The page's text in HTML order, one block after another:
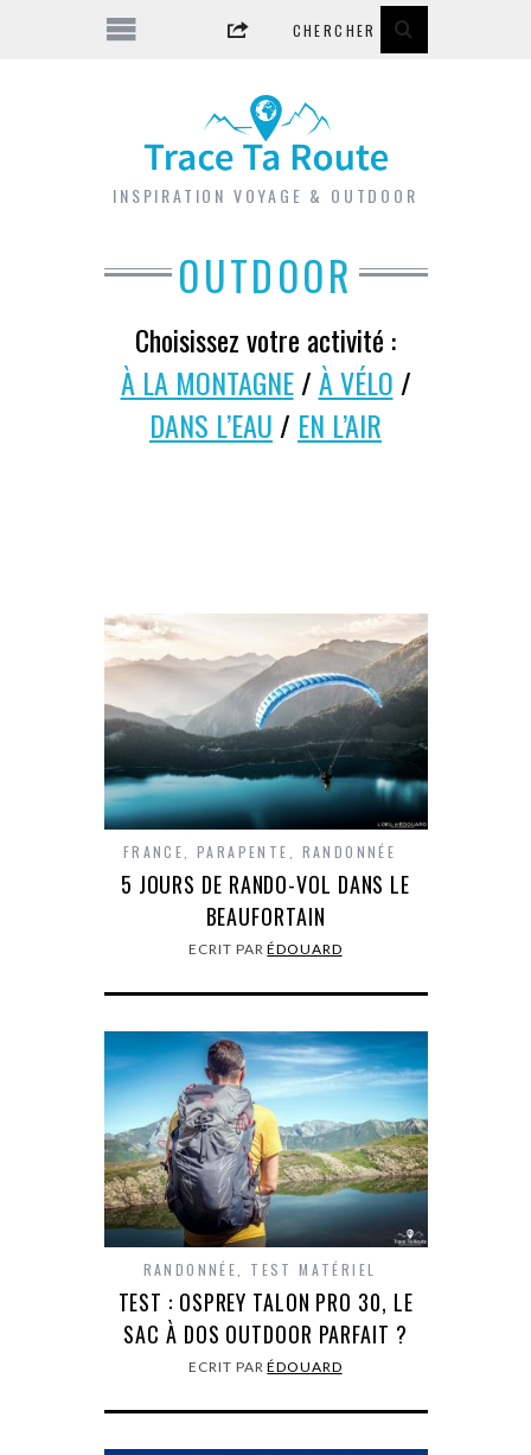
INSPIRATION VOYAGE & OUTDOOR
OUTDOOR
Choisissez votre activité :
À LA MONTAGNE/À VÉLO/
DANS L’EAU/ EN L’AIR
FRANCE ,PARAPENTE RANDONNÉE
5 JOURS DE RANDO-VOL DANS LE
BEAUFORTAIN
ECRIT PARÉDOUARD
RANDONNÉE TEST MATÉRIEL
TEST : OSPREY TALON PRO 30, LE
SAC À DOS OUTDOOR PARFAIT ?
ECRIT PARÉDOUARD